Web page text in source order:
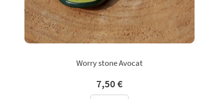
Worry stone Avocat
7,50 €